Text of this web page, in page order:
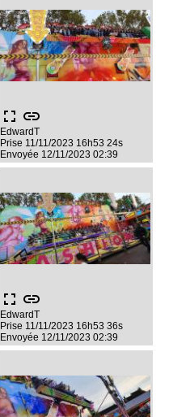
fullscreen link
EdwardT
Prise 11/11/2023 16h53 24s
Envoyée 12/11/2023 02:39
fullscreen link
EdwardT
Prise 11/11/2023 16h53 36s
Envoyée 12/11/2023 02:39